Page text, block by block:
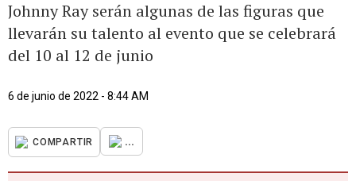
Johnny Ray serán algunas de las figuras que
llevarán su talento al evento que se celebrará
del 10 al 12 de junio
6 de junio de 2022 - 8:44 AM
COMPARTIR ...